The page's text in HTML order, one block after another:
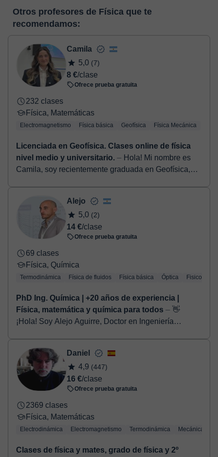
pizarra virtual o el editor de textos a tiempo real. En el siguiente
enlace puedes ver una demo del aula y conocerla:
virtual
horas, podrás realizar el pago mediante tarjeta de débito o
crédito.
Una vez realices el pago de la clase, recibirás un e-mail de
confirmación de la reserva.
Otros profesores de Física que te
recomendamos:
Camila
5,0 (7)
8 €/clase
Ofrece prueba gratuita
232 clases
Física, Matemáticas
Electromagnetismo Física básica Geofísica Física Mecánica
Licenciada en Geofísica. Clases online de física
nivel medio y universitario. ⏤ Hola! Mi nombre es
Camila, soy recientemente graduada en Geofísica,
Alejo
5,0 (2)
14 €/clase
Ofrece prueba gratuita
69 clases
Física, Química
Termodinámica Física de fluidos Física básica Óptica
PhD Ing. Química | +20 años de experiencia |
Física, matemática y química para todos ⏤ 👋
¡Hola! Soy Alejo Aguirre, Doctor en Ingeniería
U...
Daniel
4,9 (447)
16 €/clase
Ofrece prueba gratuita
2369 clases
Física, Matemáticas
Electrodinámica Electromagnetismo Termodinámica Mecánica
Clases de física y mates, grado de física y 2º